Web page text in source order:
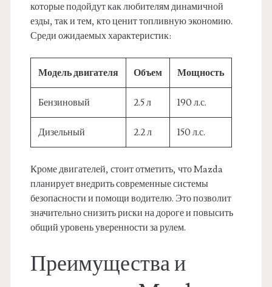
которые подойдут как любителям динамичной
езды, так и тем, кто ценит топливную экономию.
Среди ожидаемых характеристик:
Модель двигателя Объем Мощность
Бензиновый 2.5 л 190 л.с.
Дизельный 2.2 л 150 л.с.
Кроме двигателей, стоит отметить, что Mazda
планирует внедрить современные системы
безопасности и помощи водителю. Это позволит
значительно снизить риски на дороге и повысить
общий уровень уверенности за рулем.
Преимущества и